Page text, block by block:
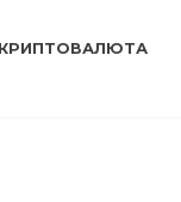
КРИПТОВАЛЮТА